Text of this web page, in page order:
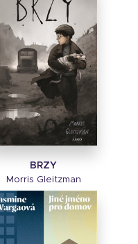
BRZY
Morris Gleitzman